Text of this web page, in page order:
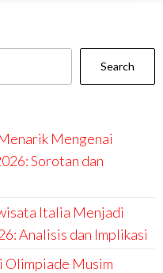
Search
Mengenai
Sorotan dan
Italia Menjadi
Analisis dan Implikasi
Olimpiade Musim